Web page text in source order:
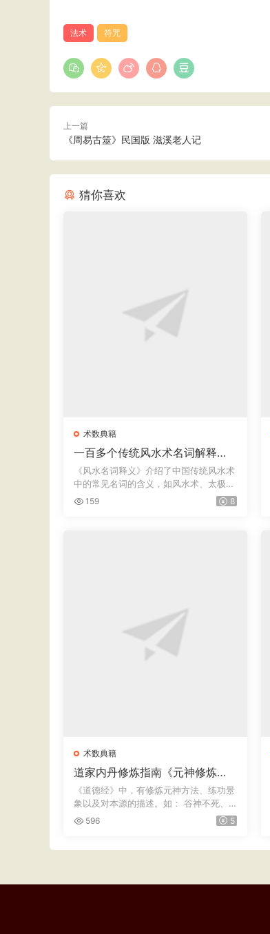
法术 符咒
上一篇
《周易古筮》民国版 滋溪老人记
猜你喜欢
术数典籍
一百多个传统风水术名词解释
《风水名词释义》
《风水名词释义》介绍了中国传统风水术
中的常见名词的含义，如风水术、太极
晕、生...
159 8
术数典籍
道家内丹修炼指南《元神修炼
法》
《道德经》中，有修炼元神方法、练功景
象以及对本源的描述。如： 谷神不死、
是谓...
596 5